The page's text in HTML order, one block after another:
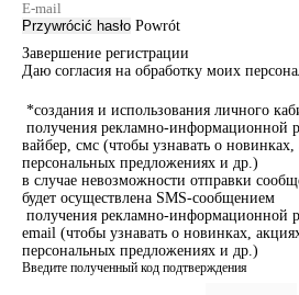
Przywrócić hasło Powrót
Завершение регистрации
Даю согласия на обработку моих
*создания и использования личного
получения рекламно-информационной
вайбер, смс (чтобы узнавать о новинках,
персональных предложениях и др.)
в случае невозможности отправки
будет осуществлена SMS-сообщением
получения рекламно-информационной
email (чтобы узнавать о новинках,
персональных предложениях и др.)
Введите полученный код подтверждения